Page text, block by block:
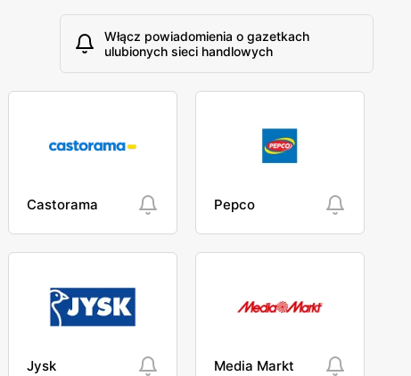
Włącz powiadomienia o gazetkach
ulubionych sieci handlowych
Castorama Pepco
Jysk Media Markt